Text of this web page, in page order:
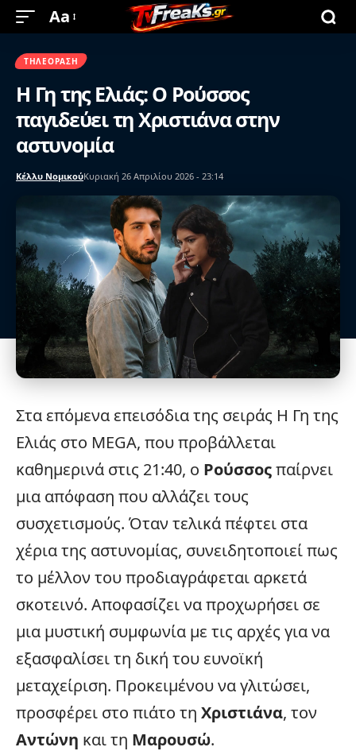
Aa
ΤΗΛΕΌΡΑΣΗ
Η Γη της Ελιάς: Ο Ρούσσος
παγιδεύει τη Χριστιάνα στην
αστυνομία
Κέλλυ ΝομικούΚυριακή 26 Απριλίου 2026 - 23:14
Στα επόμενα επεισόδια της σειράς Η Γη της
Ελιάς στο MEGA, που προβάλλεται
καθημερινά στις 21:40, ο Ρούσσοςπαίρνει
μια απόφαση που αλλάζει τους
συσχετισμούς. Όταν τελικά πέφτει στα
χέρια της αστυνομίας, συνειδητοποιεί πως
το μέλλον του προδιαγράφεται αρκετά
σκοτεινό. Αποφασίζει να προχωρήσει σε
μια μυστική συμφωνία με τις αρχές για να
εξασφαλίσει τη δική του ευνοϊκή
μεταχείριση. Προκειμένου να γλιτώσει,
προσφέρει στο πιάτο τη Χριστιάνα, τον
Αντώνη και τη Μαρουσώ.